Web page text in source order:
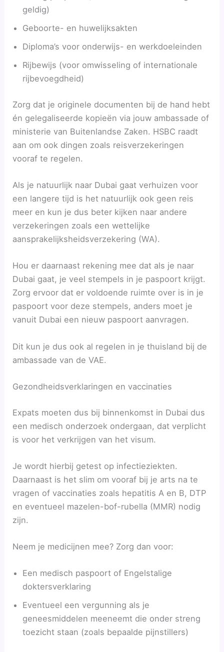
geldig)
Geboorte- en huwelijksakten
Diploma’s voor onderwijs- en werkdoeleinden
Rijbewijs (voor omwisseling of internationale
rijbevoegdheid)
Zorg dat je originele documenten bij de hand hebt
én gelegaliseerde kopieën via jouw ambassade of
ministerie van Buitenlandse Zaken. HSBC raadt
aan om ook dingen zoals reisverzekeringen
vooraf te regelen.
Als je natuurlijk naar Dubai gaat verhuizen voor
een langere tijd is het natuurlijk ook geen reis
meer en kun je dus beter kijken naar andere
verzekeringen zoals een wettelijke
aansprakelijksheidsverzekering (WA).
Hou er daarnaast rekening mee dat als je naar
Dubai gaat, je veel stempels in je paspoort krijgt.
Zorg ervoor dat er voldoende ruimte over is in je
paspoort voor deze stempels, anders moet je
vanuit Dubai een nieuw paspoort aanvragen.
Dit kun je dus ook al regelen in je thuisland bij de
ambassade van de VAE.
Gezondheidsverklaringen en vaccinaties
Expats moeten dus bij binnenkomst in Dubai dus
een medisch onderzoek ondergaan, dat verplicht
is voor het verkrijgen van het visum.
Je wordt hierbij getest op infectieziekten.
Daarnaast is het slim om vooraf bij je arts na te
vragen of vaccinaties zoals hepatitis A en B, DTP
en eventueel mazelen-bof-rubella (MMR) nodig
zijn.
Neem je medicijnen mee? Zorg dan voor:
Een medisch paspoort of Engelstalige
doktersverklaring
Eventueel een vergunning als je
geneesmiddelen meeneemt die onder streng
toezicht staan (zoals bepaalde pijnstillers)